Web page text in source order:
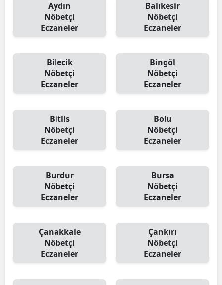
Aydın
Nöbetçi
Eczaneler
Balıkesir
Nöbetçi
Eczaneler
Bilecik
Nöbetçi
Eczaneler
Bingöl
Nöbetçi
Eczaneler
Bitlis
Nöbetçi
Eczaneler
Bolu
Nöbetçi
Eczaneler
Burdur
Nöbetçi
Eczaneler
Bursa
Nöbetçi
Eczaneler
Çanakkale
Nöbetçi
Eczaneler
Çankırı
Nöbetçi
Eczaneler